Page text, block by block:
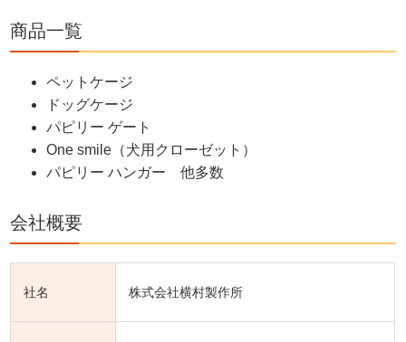
商品一覧
ペットケージ
ドッグケージ
パピリー ゲート
One smile（犬用クローゼット）
パピリー ハンガー 他多数
会社概要
社名 株式会社横村製作所